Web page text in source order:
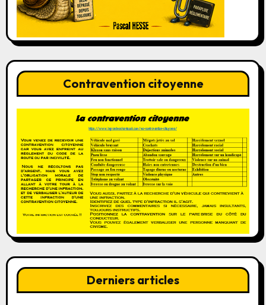
Contravention citoyenne
Derniers articles